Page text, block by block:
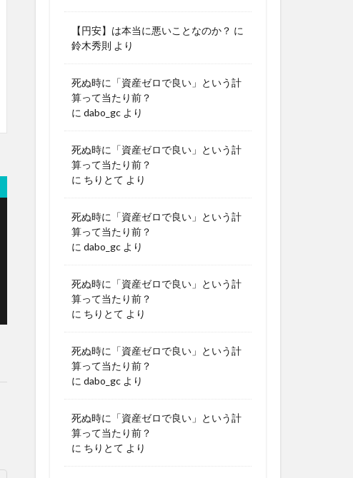
【円安】は本当に悪いことなのか？ に
鈴木秀則 より
死ぬ時に「資産ゼロで良い」という計
算って当たり前？
に dabo_gc より
死ぬ時に「資産ゼロで良い」という計
算って当たり前？
に ちりとて より
死ぬ時に「資産ゼロで良い」という計
算って当たり前？
に dabo_gc より
死ぬ時に「資産ゼロで良い」という計
算って当たり前？
に ちりとて より
死ぬ時に「資産ゼロで良い」という計
算って当たり前？
に dabo_gc より
死ぬ時に「資産ゼロで良い」という計
算って当たり前？
に ちりとて より